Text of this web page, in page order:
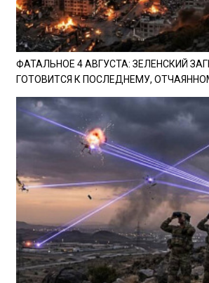
ФАТАЛЬНОЕ 4 АВГУСТА: ЗЕЛЕНСКИЙ
ГОТОВИТСЯ К ПОСЛЕДНЕМУ,